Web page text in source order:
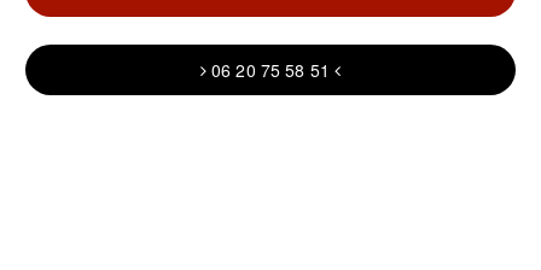
06 20 75 58 51